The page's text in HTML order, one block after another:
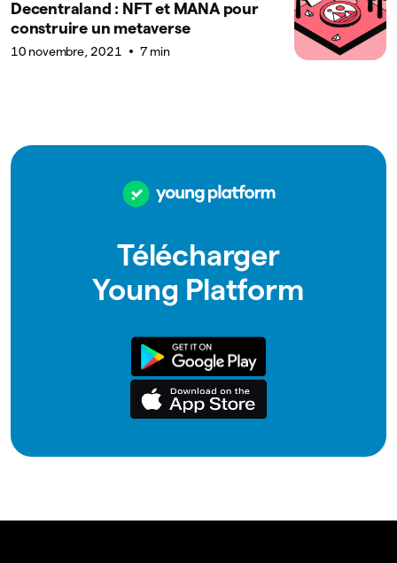
Decentraland : NFT et MANA pour
construire un metaverse
10 novembre, 2021 7 min
Télécharger
Young Platform